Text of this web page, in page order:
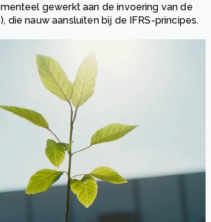
gewerkt aan de invoering van de
die nauw aansluiten bij de IFRS-principes.